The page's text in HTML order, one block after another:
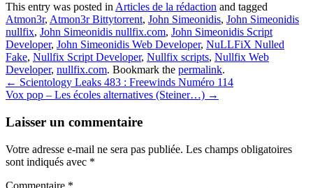
This entry was posted inArticles de la rédaction and tagged
Atmon3r, Atmon3r Bittytorrent, John Simeonidis, John Simeonidis
nullfix, John Simeonidis nullfix.com, John Simeonidis Script
Developer, John Simeonidis Web Developer, NuLLFiX Nulled
Fake, Nullfix Script Developer, Nullfix scripts, Nullfix Web
Developer, nullfix.com. Bookmark the permalink.
Post
navigation
← Scientology Leaks 483 : Freewinds Numéro 114
Vox pop – Les écoles alternatives (Steiner…) →
Laisser un commentaire
Votre adresse e-mail ne sera pas publiée. Les champs obligatoires
sont indiqués avec *
Commentaire *